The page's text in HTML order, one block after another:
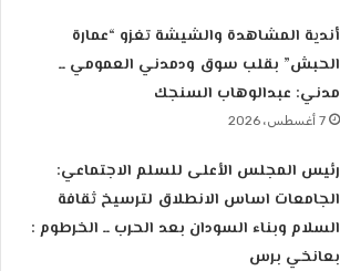
أندية المشاهدة والشيشة تغزو “عمارة
الحبش” بقلب سوق ودمدني العمومي ــ
مدني: عبدالوهاب السنجك
7 أغسطس، 2026
رئيس المجلس الأعلى للسلم الاجتماعي:
الجامعات اساس الانطلاق لترسيخ ثقافة
السلام وبناء السودان بعد الحرب ــ الخرطوم :
بعانخي برس